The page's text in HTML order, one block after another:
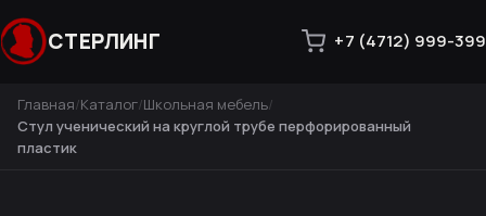
СТЕРЛИНГ +7 (4712) 999-399
Главная Каталог Школьная мебель
Стул ученический на круглой трубе перфорированный
пластик